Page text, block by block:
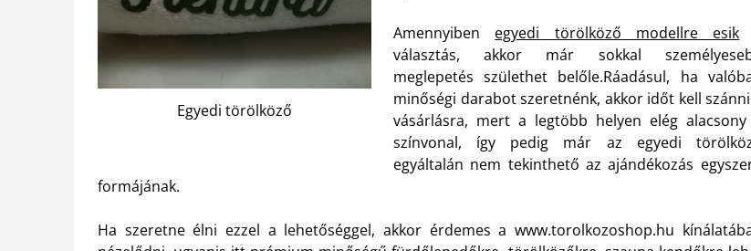
Egyedi törölköző
Amennyiben egyedi törölköző modellre esik
választás, akkor már sokkal
meglepetés születhet belőle.Ráadásul, ha
minőségi darabot szeretnénk, akkor időt kell
vásárlásra, mert a legtöbb helyen elég
színvonal, így pedig már az egyedi
egyáltalán nem tekinthető az ajándékozás
formájának.
Ha szeretne élni ezzel a lehetőséggel, akkor érdemes a www.torolkozoshop.hu